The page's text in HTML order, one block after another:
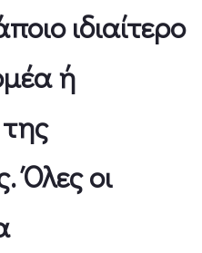
ιδιαίτερο
ή
Όλες οι